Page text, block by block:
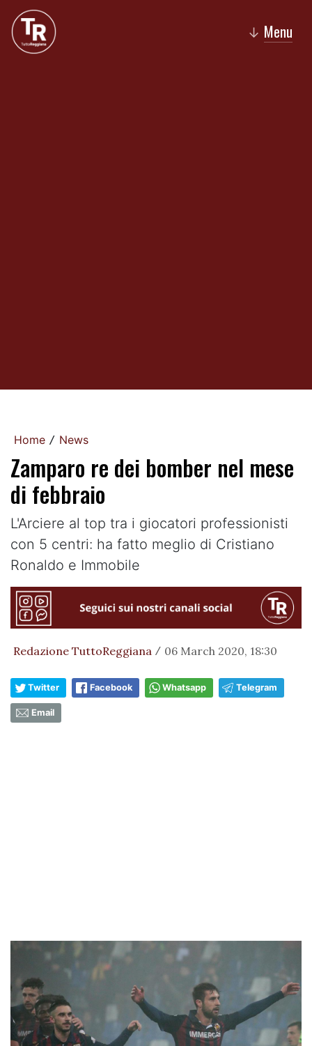
↓ Menu
Home / News
Zamparo re dei bomber nel mese
di febbraio
L'Arciere al top tra i giocatori professionisti
con 5 centri: ha fatto meglio di Cristiano
Ronaldo e Immobile
Redazione TuttoReggiana / 06 March 2020, 18:30
Twitter Facebook Whatsapp Telegram
Email